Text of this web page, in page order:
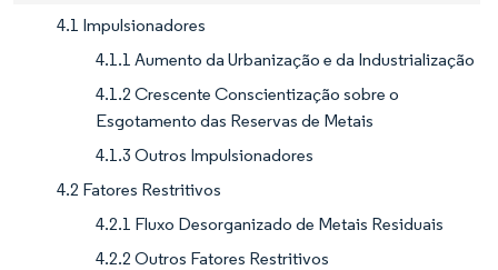
4.1 Impulsionadores
4.1.1 Aumento da Urbanização e da Industrialização
4.1.2 Crescente Conscientização sobre o
Esgotamento das Reservas de Metais
4.1.3 Outros Impulsionadores
4.2 Fatores Restritivos
4.2.1 Fluxo Desorganizado de Metais Residuais
4.2.2 Outros Fatores Restritivos